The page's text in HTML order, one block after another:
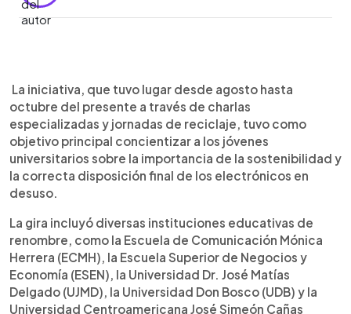
► Escuchar artículo
La iniciativa, que tuvo lugar desde agosto hasta
octubre del presente a través de charlas
especializadas y jornadas de reciclaje, tuvo como
objetivo principal concientizar a los jóvenes
universitarios sobre la importancia de la sostenibilidad y
la correcta disposición final de los electrónicos en
desuso.
La gira incluyó diversas instituciones educativas de
renombre, como la Escuela de Comunicación Mónica
Herrera (ECMH), la Escuela Superior de Negocios y
Economía (ESEN), la Universidad Dr. José Matías
Delgado (UJMD), la Universidad Don Bosco (UDB) y la
Universidad Centroamericana José Simeón Cañas